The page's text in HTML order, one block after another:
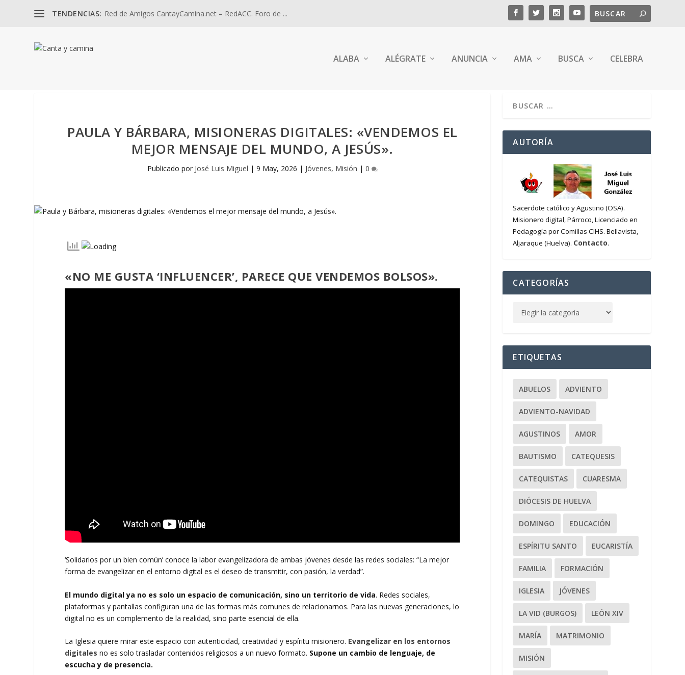
TENDENCIAS: Red de Amigos CantayCamina.net – RedACC. Foro de ...
ALABA ALÉGRATE ANUNCIA AMA BUSCA CELEBRA
PAULA Y BÁRBARA, MISIONERAS DIGITALES: «VENDEMOS EL
MEJOR MENSAJE DEL MUNDO, A JESÚS».
Publicado por José Luis Miguel | 9 May, 2026 | Jóvenes, Misión | 0
«NO ME GUSTA ‘INFLUENCER’, PARECE QUE VENDEMOS BOLSOS».
‘Solidarios por un bien común’ conoce la labor evangelizadora de ambas jóvenes desde las redes sociales: “La mejor
forma de evangelizar en el entorno digital es el deseo de transmitir, con pasión, la verdad”.
El mundo digital ya no es solo un espacio de comunicación, sino un territorio de vida. Redes sociales,
plataformas y pantallas configuran una de las formas más comunes de relacionarnos. Para las nuevas generaciones, lo
digital no es un complemento de la realidad, sino parte esencial de ella.
La Iglesia quiere mirar este espacio con autenticidad, creatividad y espíritu misionero. Evangelizar en los entornos
digitales no es solo trasladar contenidos religiosos a un nuevo formato. Supone un cambio de lenguaje, de
escucha y de presencia.
AUTORÍA
Sacerdote católico y Agustino (OSA).
Misionero digital, Párroco, Licenciado en
Pedagogía por Comillas CIHS. Bellavista,
Aljaraque (Huelva). Contacto.
CATEGORÍAS
ETIQUETAS
ABUELOS ADVIENTO
ADVIENTO-NAVIDAD
AGUSTINOS AMOR
BAUTISMO CATEQUESIS
CATEQUISTAS CUARESMA
DIÓCESIS DE HUELVA
DOMINGO EDUCACIÓN
ESPÍRITU SANTO EUCARISTÍA
FAMILIA FORMACIÓN
IGLESIA JÓVENES
LA VID (BURGOS) LEÓN XIV
MARÍA MATRIMONIO
MISIÓN